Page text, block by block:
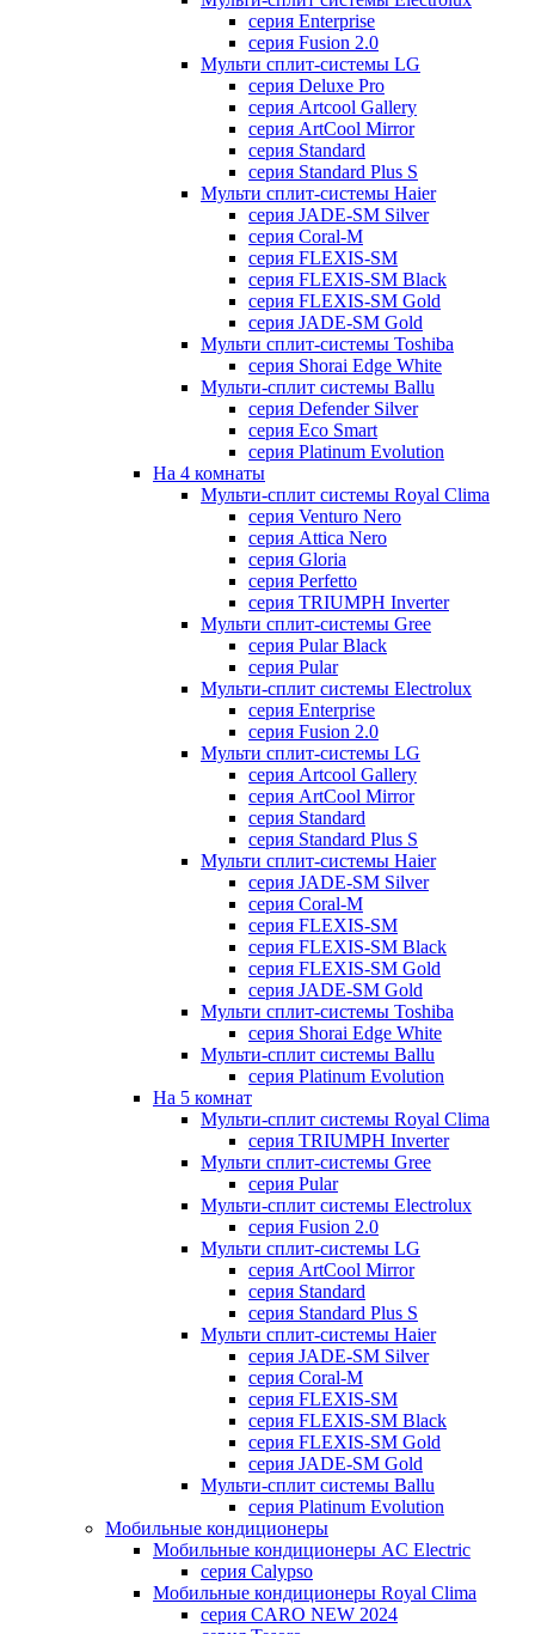
серия Enterprise
серия Fusion 2.0
Мульти сплит-системы LG
серия Deluxe Pro
серия Artcool Gallery
серия ArtCool Mirror
серия Standard
серия Standard Plus S
Мульти сплит-системы Haier
серия JADE-SM Silver
серия Coral-M
серия FLEXIS-SM
серия FLEXIS-SM Black
серия FLEXIS-SM Gold
серия JADE-SM Gold
Мульти сплит-системы Toshiba
серия Shorai Edge White
Мульти-сплит системы Ballu
серия Defender Silver
серия Eco Smart
серия Platinum Evolution
На 4 комнаты
Мульти-сплит системы Royal Clima
серия Venturo Nero
серия Attica Nero
серия Gloria
серия Perfetto
серия TRIUMPH Inverter
Мульти сплит-системы Gree
серия Pular Black
серия Pular
Мульти-сплит системы Electrolux
серия Enterprise
серия Fusion 2.0
Мульти сплит-системы LG
серия Artcool Gallery
серия ArtCool Mirror
серия Standard
серия Standard Plus S
Мульти сплит-системы Haier
серия JADE-SM Silver
серия Coral-M
серия FLEXIS-SM
серия FLEXIS-SM Black
серия FLEXIS-SM Gold
серия JADE-SM Gold
Мульти сплит-системы Toshiba
серия Shorai Edge White
Мульти-сплит системы Ballu
серия Platinum Evolution
На 5 комнат
Мульти-сплит системы Royal Clima
серия TRIUMPH Inverter
Мульти сплит-системы Gree
серия Pular
Мульти-сплит системы Electrolux
серия Fusion 2.0
Мульти сплит-системы LG
серия ArtCool Mirror
серия Standard
серия Standard Plus S
Мульти сплит-системы Haier
серия JADE-SM Silver
серия Coral-M
серия FLEXIS-SM
серия FLEXIS-SM Black
серия FLEXIS-SM Gold
серия JADE-SM Gold
Мульти-сплит системы Ballu
серия Platinum Evolution
Мобильные кондиционеры
Мобильные кондиционеры AC Electric
серия Calypso
Мобильные кондиционеры Royal Clima
серия CARO NEW 2024